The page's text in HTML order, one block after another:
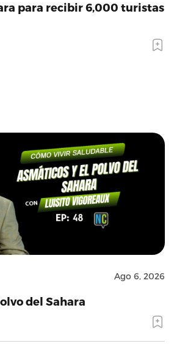
para recibir 6,000 turistas
Ago 6, 2026
del Sahara